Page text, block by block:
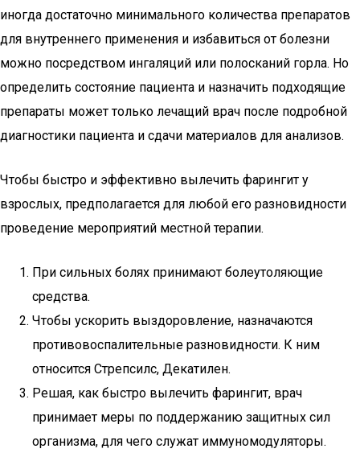
иногда достаточно минимального количества препаратов
для внутреннего применения и избавиться от болезни
можно посредством ингаляций или полосканий горла. Но
определить состояние пациента и назначить подходящие
препараты может только лечащий врач после подробной
диагностики пациента и сдачи материалов для анализов.
Чтобы быстро и эффективно вылечить фарингит у
взрослых, предполагается для любой его разновидности
проведение мероприятий местной терапии.
При сильных болях принимают болеутоляющие
средства.
Чтобы ускорить выздоровление, назначаются
противовоспалительные разновидности. К ним
относится Стрепсилс, Декатилен.
Решая, как быстро вылечить фарингит, врач
принимает меры по поддержанию защитных сил
организма, для чего служат иммуномодуляторы.